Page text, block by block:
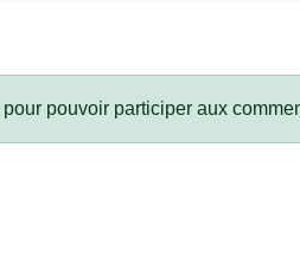
pour pouvoir participer aux